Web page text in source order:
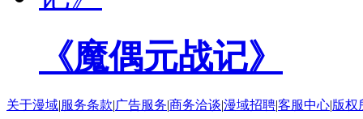
《魔偶元战记》
关于漫域|服务条款|广告服务|商务洽谈|漫域招聘|客服中心|版权